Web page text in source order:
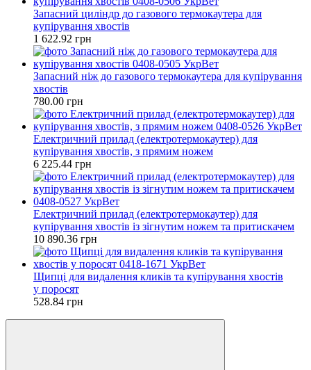
Запасний циліндр до газового термокаутера для
купірування хвостів
1 622.92 грн
Запасний ніж до газового термокаутера для купірування
хвостів
780.00 грн
Електричний прилад (електротермокаутер) для
купірування хвостів, з прямим ножем
6 225.44 грн
Електричний прилад (електротермокаутер) для
купірування хвостів із зігнутим ножем та притискачем
10 890.36 грн
Щипці для видалення кликів та купірування хвостів
у поросят
528.84 грн